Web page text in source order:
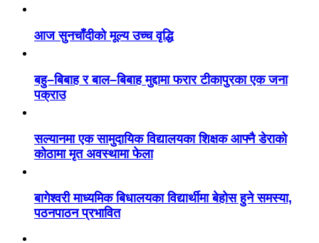
आज सुनचाँदीको मूल्य उच्च वृद्धि
बहु–बिबाह र बाल–बिबाह मुद्दामा फरार टीकापुरका एक जना
पक्राउ
सल्यानमा एक सामुदायिक विद्यालयका शिक्षक आफ्नै डेराको
कोठामा मृत अवस्थामा फेला
बागेश्वरी माध्यमिक बिधालयका विद्यार्थीमा बेहोस हुने समस्या,
पठनपाठन प्रभावित